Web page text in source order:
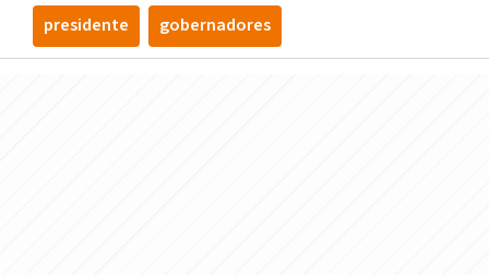
presidente gobernadores